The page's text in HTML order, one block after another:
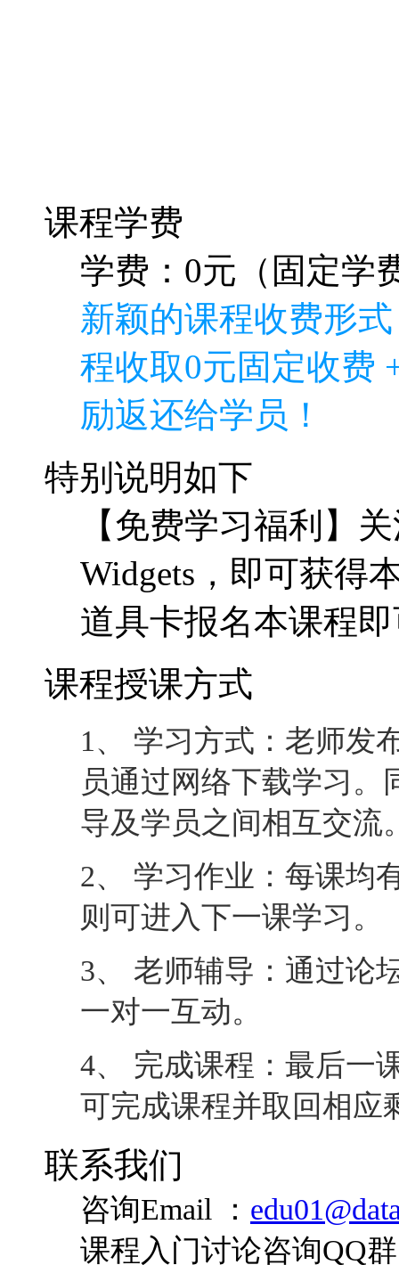
课程学费
学费：0元（固定学
新颖的课程收费形
程收取0元固定收费
励返还给学员！
特别说明如下
【免费学习福利】
Widgets，即可获得
道具卡报名本课程
课程授课方式
1、 学习方式：老师发
员通过网络下载学习
导及学员之间相互交流
2、 学习作业：每课均
则可进入下一课学习。
3、 老师辅导：通过论
一对一互动。
4、 完成课程：最后一
可完成课程并取回相应
联系我们
咨询Email ：
课程入门讨论咨询QQ